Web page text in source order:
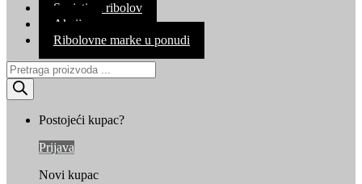
Savjeti za ribolov
Akcija
Ribolovne marke u ponudi
Products
search
Postojeći kupac?
Prijava
Novi kupac